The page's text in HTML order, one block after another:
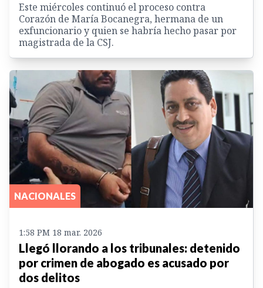
Este miércoles continuó el proceso contra
Corazón de María Bocanegra, hermana de un
exfuncionario y quien se habría hecho pasar por
magistrada de la CSJ.
NACIONALES
1:58 PM 18 mar. 2026
Llegó llorando a los tribunales: detenido
por crimen de abogado es acusado por
dos delitos